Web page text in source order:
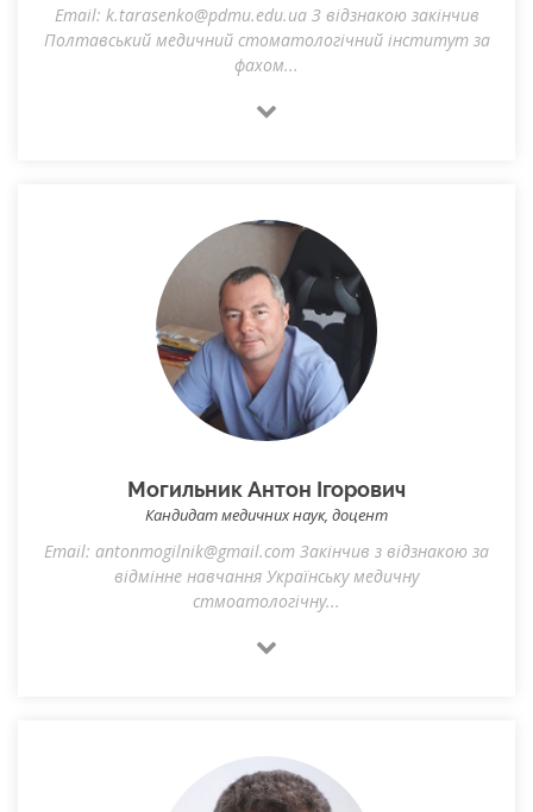
Email: k.tarasenko@pdmu.edu.ua З відзнакою закінчив
Полтавський медичний стоматологічний інститут за
фахом...
Могильник Антон Ігорович
Кандидат медичних наук, доцент
Email: antonmogilnik@gmail.com Закінчив з відзнакою за
відмінне навчання Українську медичну
стмоатологічну...